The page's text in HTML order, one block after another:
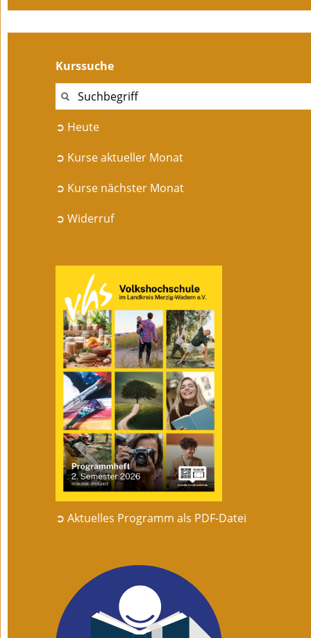
Kurssuche
➲ Heute
➲ Kurse aktueller Monat
➲ Kurse nächster Monat
➲ Widerruf
➲ Aktuelles Programm als PDF-Datei